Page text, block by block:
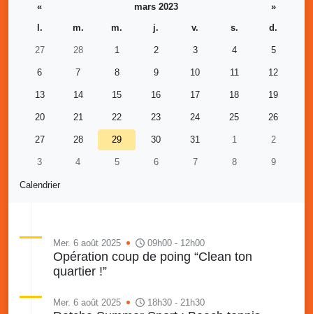
Calendrier
« mars 2023
»
l.
m. m. j. v. s. d.
27 28 1 2 3 4 5
6 7 8 9 10 11 12
13 14 15 16 17 18 19
20 21 22 23 24 25 26
27 28 29 30 31 1 2
3 4 5 6 7 8 9
Mer. 6 août 2025 09h00 - 12h00
Opération coup de poing “Clean ton
quartier !”
Mer. 6 août 2025 18h30 - 21h30